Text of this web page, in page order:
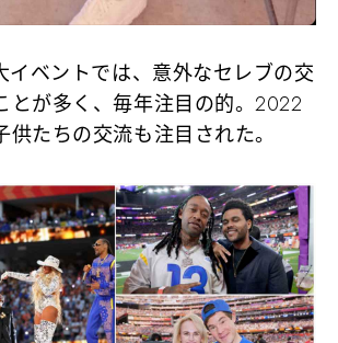
イベントでは、意外なセレブの交
とが多く、毎年注目の的。2022
たちの交流も注目された。